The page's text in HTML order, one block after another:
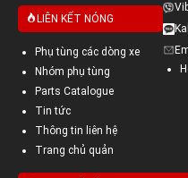
LIÊN KẾT NÓNG
Phụ tùng các dòng xe
Nhóm phụ tùng
Parts Catalogue
Tin tức
Thông tin liên hệ
Trang chủ quản